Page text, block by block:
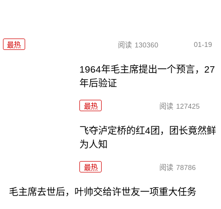
最热 阅读 130360 01-19
1964年毛主席提出一个预言，27
年后验证
最热 阅读 127425
飞夺泸定桥的红4团，团长竟然鲜
为人知
最热 阅读 78786
毛主席去世后，叶帅交给许世友一项重大任务